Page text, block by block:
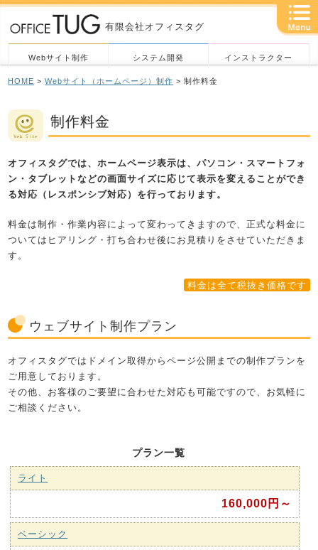
有限会社オフィスタグ
Webサイト制作 システム開発 インストラクター
HOME >Webサイト（ホームページ）制作 > 制作料金
制作料金
オフィスタグでは、ホームページ表示は、パソコン・スマートフォ
ン・タブレットなどの画面サイズに応じて表示を変えることができ
る対応（レスポンシブ対応）を行っております。
料金は制作・作業内容によって変わってきますので、正式な料金に
ついてはヒアリング・打ち合わせ後にお見積りをさせていただきま
す。
料金は全て税抜き価格です
ウェブサイト制作プラン
オフィスタグではドメイン取得からページ公開までの制作プランを
ご用意しております。
その他、お客様のご要望に合わせた対応も可能ですので、お気軽に
ご相談ください。
プラン一覧
ライト
160,000円～
ベーシック